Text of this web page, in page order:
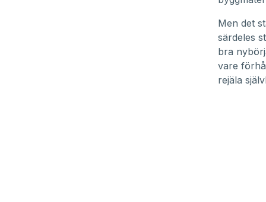
Men det
särdeles
bra
vare
rejäla